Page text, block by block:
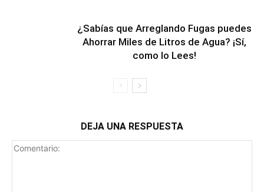
¿Sabías que Arreglando Fugas puedes
Ahorrar Miles de Litros de Agua? ¡Sí,
como lo Lees!
DEJA UNA RESPUESTA